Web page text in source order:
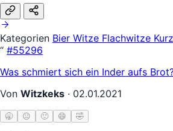
Kategorien Bier Witze Flachwitze
“ #55296
Was schmiert sich ein Inder aufs
Von Witzkeks · 02.01.2021
🥱 😐 🙂 😄 🤣